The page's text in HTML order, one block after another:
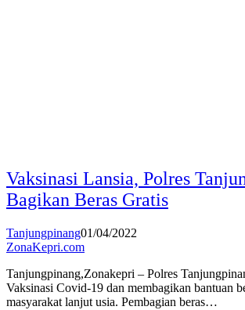
Vaksinasi Lansia, Polres
Bagikan Beras Gratis
Tanjungpinang01/04/2022
ZonaKepri.com
Tanjungpinang,Zonakepri – Polres
Vaksinasi Covid-19 dan membagikan bantuan
masyarakat lanjut usia. Pembagian beras…